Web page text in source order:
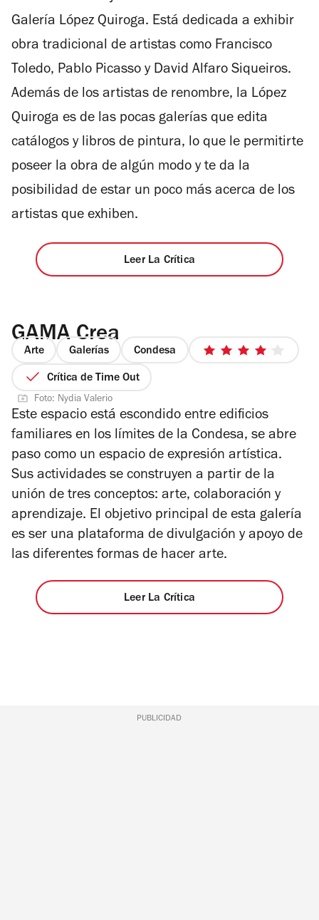
estrellas
Galería López Quiroga. Está dedicada a exhibir
obra tradicional de artistas como Francisco
Toledo, Pablo Picasso y David Alfaro Siqueiros.
Además de los artistas de renombre, la López
Quiroga es de las pocas galerías que edita
catálogos y libros de pintura, lo que le permitirte
poseer la obra de algún modo y te da la
posibilidad de estar un poco más acerca de los
artistas que exhiben.
Leer La Crítica
GAMA Crea
Arte Galerías Condesa
4
estrellas
Crítica de Time Out
Foto: Nydia Valerio
Este espacio está escondido entre edificios
familiares en los límites de la Condesa, se abre
paso como un espacio de expresión artística.
Sus actividades se construyen a partir de la
unión de tres conceptos: arte, colaboración y
aprendizaje. El objetivo principal de esta galería
es ser una plataforma de divulgación y apoyo de
las diferentes formas de hacer arte.
Leer La Crítica
PUBLICIDAD